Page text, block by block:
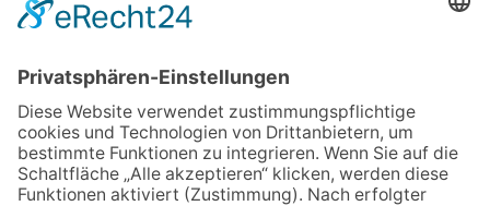
Achtsamkeitsbasierte Methoden für mehr
Zurück